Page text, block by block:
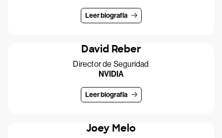
Leer biografía
David Reber
Director de Seguridad
NVIDIA
Leer biografía
Joey Melo